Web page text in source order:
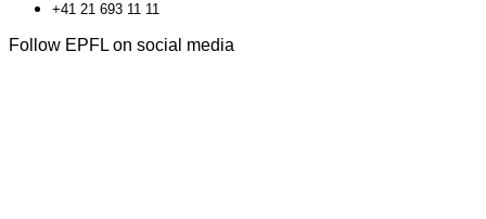
+41 21 693 11 11
Follow EPFL on social media